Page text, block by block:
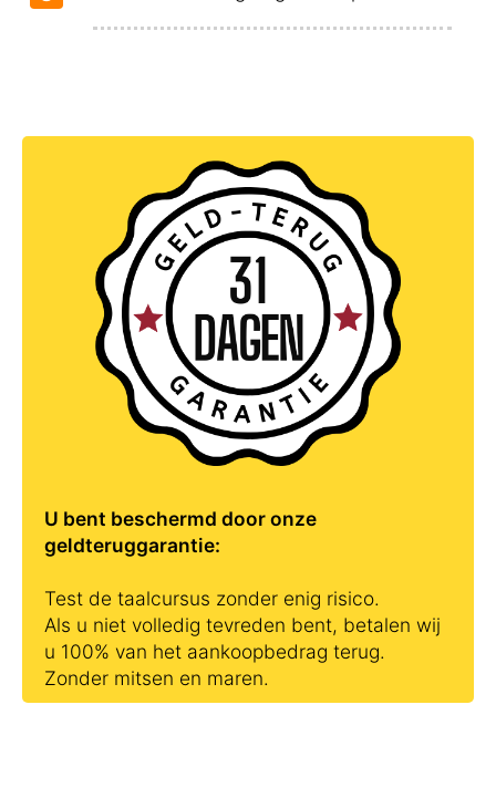
U bent beschermd door onze
geldteruggarantie:
Test de taalcursus zonder enig risico.
Als u niet volledig tevreden bent, betalen wij
u 100% van het aankoopbedrag terug.
Zonder mitsen en maren.